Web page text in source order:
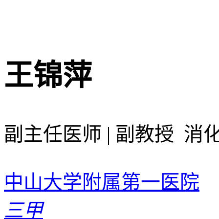
王锦萍
副主任医师 | 副教授 消
中山大学附属第一医院
三甲